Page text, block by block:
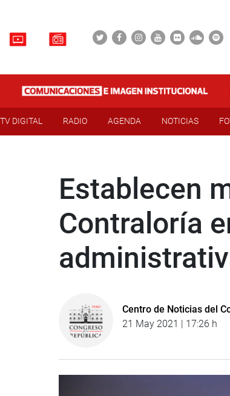
TV DIGITAL RADIO AGENDA NOTICIAS
Establecen
Contraloría
Centro de Noticias del
21 May 2021 | 17:26 h